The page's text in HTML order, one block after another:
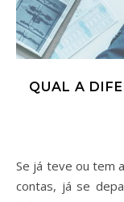
QUAL A
Se já teve ou tem a necessidade de contratar um oficial de
contas, já se